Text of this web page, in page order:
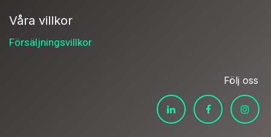
Våra villkor
Försäljningsvillkor
Följ oss